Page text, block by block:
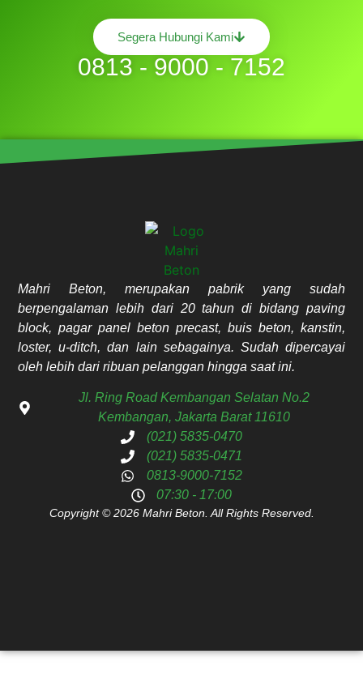
Segera Hubungi Kami
0813 - 9000 - 7152
Mahri Beton, merupakan pabrik yang sudah
berpengalaman lebih dari 20 tahun di bidang paving
block, pagar panel beton precast, buis beton, kanstin,
loster, u-ditch, dan lain sebagainya. Sudah dipercayai
oleh lebih dari ribuan pelanggan hingga saat ini.
Jl. Ring Road Kembangan Selatan No.2
Kembangan, Jakarta Barat 11610
(021) 5835-0470
(021) 5835-0471
0813-9000-7152
07:30 - 17:00
Copyright © 2026 Mahri Beton. All Rights Reserved.